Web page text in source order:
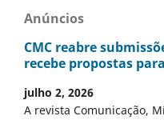
Anúncios
CMC reabre
recebe propostas
julho 2, 2026
A revista Comunicação,